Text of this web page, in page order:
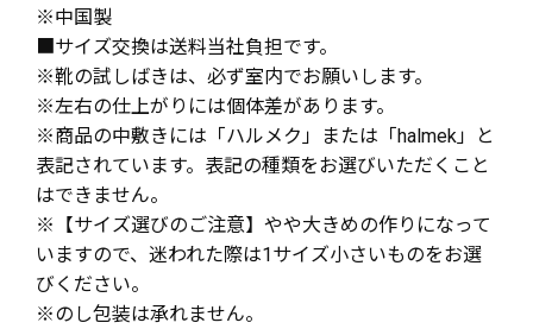
※中国製
■サイズ交換は送料当社負担です。
※靴の試しばきは、必ず室内でお願いします。
※左右の仕上がりには個体差があります。
※商品の中敷きには「ハルメク」または「halmek」と
表記されています。表記の種類をお選びいただくこと
はできません。
※【サイズ選びのご注意】やや大きめの作りになって
いますので、迷われた際は1サイズ小さいものをお選
びください。
※のし包装は承れません。